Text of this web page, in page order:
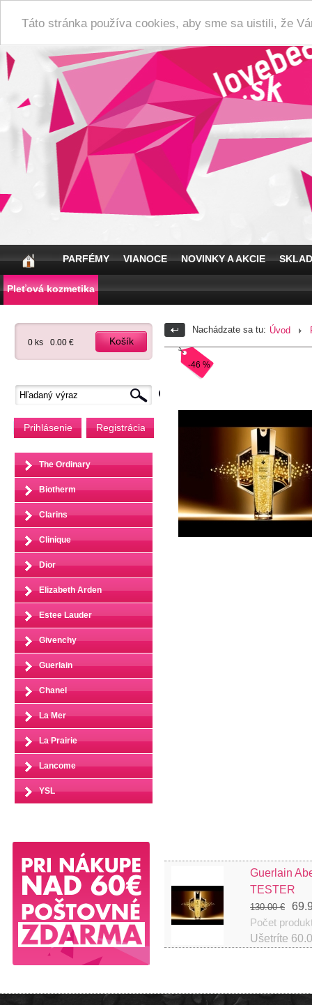
Táto stránka používa cookies, aby sme sa uistili, že
PARFÉMY VIANOCE NOVINKY A AKCIE
Pleťová kozmetika
0 ks 0.00 € Košík
Prihlásenie Registrácia
The Ordinary
Biotherm
Clarins
Clinique
Dior
Elizabeth Arden
Estee Lauder
Givenchy
Guerlain
Chanel
La Mer
La Prairie
Lancome
YSL
Nachádzate sa tu: Úvod
-46 %
Guerlain
TESTER
130.00 €
Počet
Ušetríte